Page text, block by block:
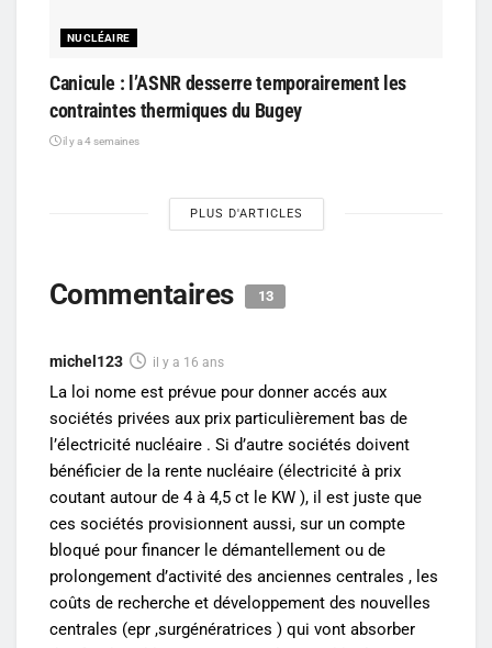
NUCLÉAIRE
Canicule : l’ASNR desserre temporairement les
contraintes thermiques du Bugey
il y a 4 semaines
PLUS D'ARTICLES
Commentaires 13
michel123 il y a 16 ans
La loi nome est prévue pour donner accés aux
sociétés privées aux prix particulièrement bas de
l’électricité nucléaire . Si d’autre sociétés doivent
bénéficier de la rente nucléaire (électricité à prix
coutant autour de 4 à 4,5 ct le KW ), il est juste que
ces sociétés provisionnent aussi, sur un compte
bloqué pour financer le démantellement ou de
prolongement d’activité des anciennes centrales , les
coûts de recherche et développement des nouvelles
centrales (epr ,surgénératrices ) qui vont absorber